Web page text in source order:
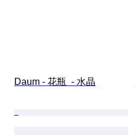
Daum - 花瓶  - 水晶